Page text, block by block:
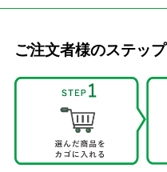
ご注文者様のステップ